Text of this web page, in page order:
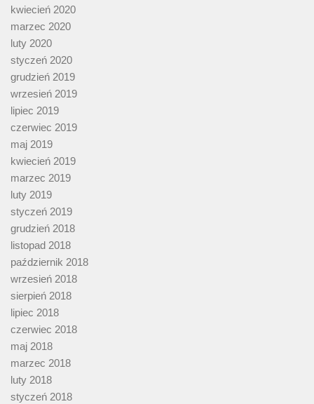
kwiecień 2020
marzec 2020
luty 2020
styczeń 2020
grudzień 2019
wrzesień 2019
lipiec 2019
czerwiec 2019
maj 2019
kwiecień 2019
marzec 2019
luty 2019
styczeń 2019
grudzień 2018
listopad 2018
październik 2018
wrzesień 2018
sierpień 2018
lipiec 2018
czerwiec 2018
maj 2018
marzec 2018
luty 2018
styczeń 2018